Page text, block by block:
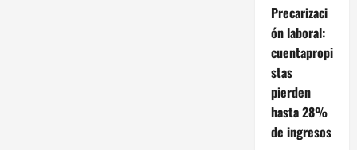
Precarizaci
ón laboral:
cuentapropi
stas
pierden
hasta 28%
de ingresos